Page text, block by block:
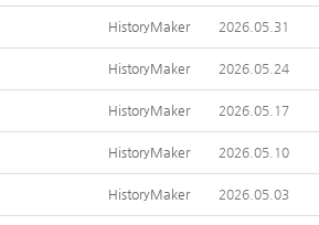
HistoryMaker 2026.05.31
HistoryMaker 2026.05.24
HistoryMaker 2026.05.17
HistoryMaker 2026.05.10
HistoryMaker 2026.05.03